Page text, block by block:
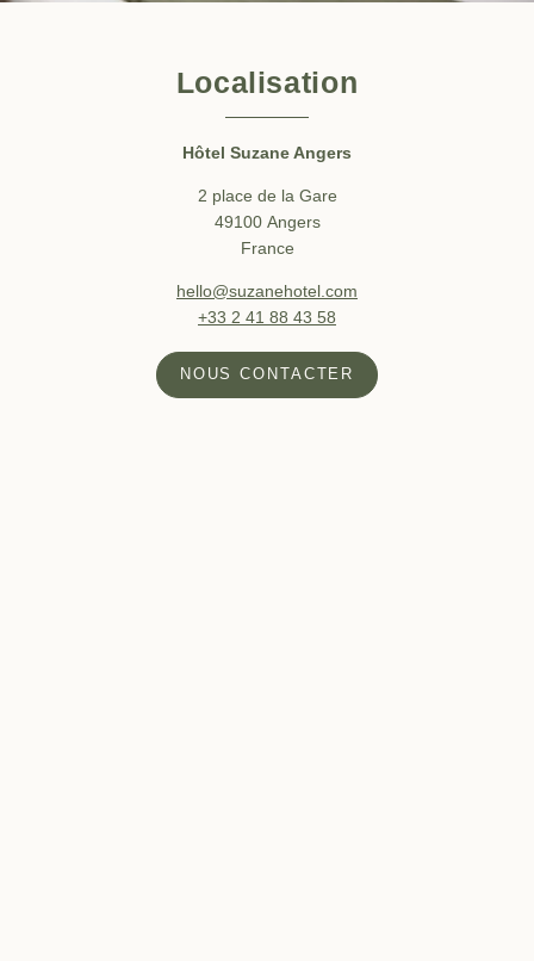
Localisation
Hôtel Suzane Angers
2 place de la Gare
49100 Angers
France
hello@suzanehotel.com
+33 2 41 88 43 58
NOUS CONTACTER